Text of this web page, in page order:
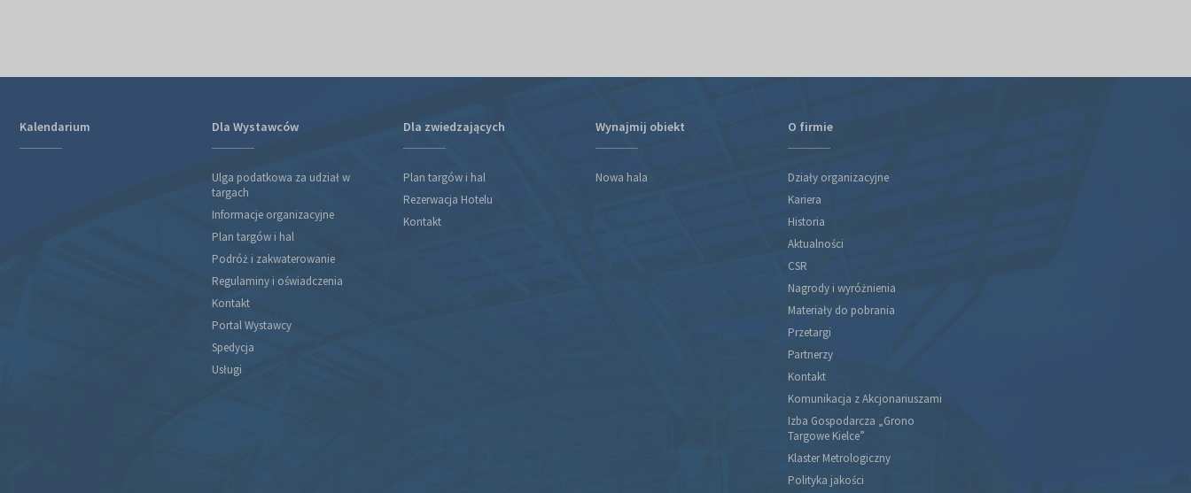
Kalendarium Dla Wystawców
Ulga podatkowa za udział w
targach
Informacje organizacyjne
Plan targów i hal
Podróż i zakwaterowanie
Regulaminy i oświadczenia
Kontakt
Portal Wystawcy
Spedycja
Usługi
Dla zwiedzających
Plan targów i hal
Rezerwacja Hotelu
Kontakt
Wynajmij obiekt
Nowa hala
O firmie
Działy organizacyjne
Kariera
Historia
Aktualności
CSR
Nagrody i wyróżnienia
Materiały do pobrania
Przetargi
Partnerzy
Kontakt
Komunikacja z Akcjonariuszami
Izba Gospodarcza „Grono
Targowe Kielce”
Klaster Metrologiczny
Polityka jakości